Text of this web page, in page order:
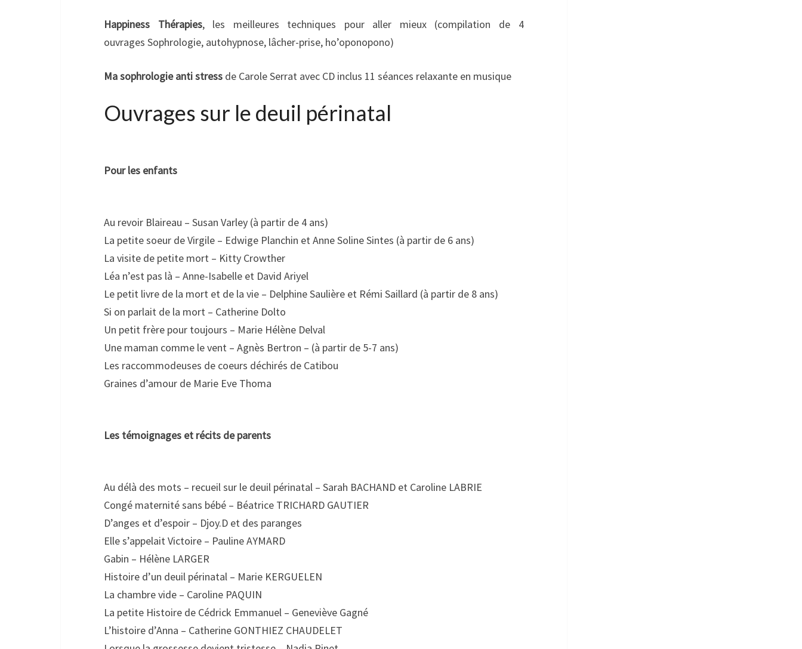
Happiness Thérapies, les meilleures techniques pour aller mieux (compilation de 4
ouvrages Sophrologie, autohypnose, lâcher-prise, ho’oponopono)
Ma sophrologie anti stress de Carole Serrat avec CD inclus 11 séances relaxante en musique
Ouvrages sur le deuil périnatal
Pour les enfants
Au revoir Blaireau – Susan Varley (à partir de 4 ans)
La petite soeur de Virgile – Edwige Planchin et Anne Soline Sintes (à partir de 6 ans)
La visite de petite mort – Kitty Crowther
Léa n’est pas là – Anne-Isabelle et David Ariyel
Le petit livre de la mort et de la vie – Delphine Saulière et Rémi Saillard (à partir de 8 ans)
Si on parlait de la mort – Catherine Dolto
Un petit frère pour toujours – Marie Hélène Delval
Une maman comme le vent – Agnès Bertron – (à partir de 5-7 ans)
Les raccommodeuses de coeurs déchirés de Catibou
Graines d’amour de Marie Eve Thoma
Les témoignages et récits de parents
Au délà des mots – recueil sur le deuil périnatal – Sarah BACHAND et Caroline LABRIE
Congé maternité sans bébé – Béatrice TRICHARD GAUTIER
D’anges et d’espoir – Djoy.D et des paranges
Elle s’appelait Victoire – Pauline AYMARD
Gabin – Hélène LARGER
Histoire d’un deuil périnatal – Marie KERGUELEN
La chambre vide – Caroline PAQUIN
La petite Histoire de Cédrick Emmanuel – Geneviève Gagné
L’histoire d’Anna – Catherine GONTHIEZ CHAUDELET